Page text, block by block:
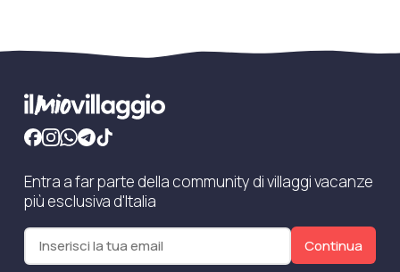
Entra a far parte della community di villaggi vacanze
più esclusiva d'Italia
Continua